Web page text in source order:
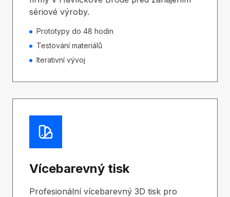
sériové výroby.
Prototypy do 48 hodin
Testování materiálů
Iterativní vývoj
Vícebarevný tisk
Profesionální vícebarevný 3D tisk pro